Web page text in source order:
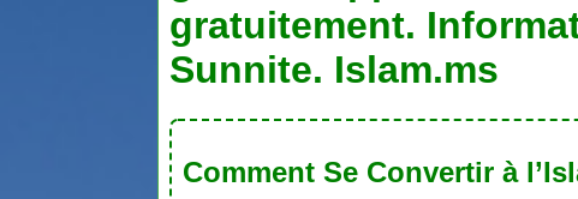
gratuitement.
Sunnite. Islam.ms
Comment Se Convertir à